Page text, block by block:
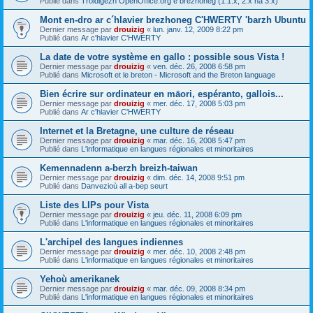
Mont en-dro ar c´hlavier brezhoneg C'HWERTY 'barzh Ubuntu
Dernier message par drouizig « lun. janv. 12, 2009 8:22 pm
Publié dans Ar c'hlavier C'HWERTY
La date de votre système en gallo : possible sous Vista !
Dernier message par drouizig « ven. déc. 26, 2008 6:58 pm
Publié dans Microsoft et le breton - Microsoft and the Breton language
Bien écrire sur ordinateur en māori, espéranto, gallois...
Dernier message par drouizig « mer. déc. 17, 2008 5:03 pm
Publié dans Ar c'hlavier C'HWERTY
Internet et la Bretagne, une culture de réseau
Dernier message par drouizig « mar. déc. 16, 2008 5:47 pm
Publié dans L'informatique en langues régionales et minoritaires
Kemennadenn a-berzh breizh-taiwan
Dernier message par drouizig « dim. déc. 14, 2008 9:51 pm
Publié dans Danvezioù all a-bep seurt
Liste des LIPs pour Vista
Dernier message par drouizig « jeu. déc. 11, 2008 6:09 pm
Publié dans L'informatique en langues régionales et minoritaires
L'archipel des langues indiennes
Dernier message par drouizig « mer. déc. 10, 2008 2:48 pm
Publié dans L'informatique en langues régionales et minoritaires
Yehoù amerikanek
Dernier message par drouizig « mar. déc. 09, 2008 8:34 pm
Publié dans L'informatique en langues régionales et minoritaires